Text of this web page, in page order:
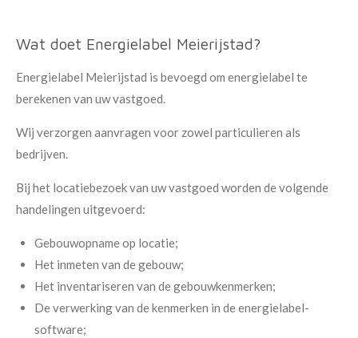
Wat doet Energielabel Meierijstad?
Energielabel Meierijstad is bevoegd om energielabel te
berekenen van uw vastgoed.
Wij verzorgen aanvragen voor zowel particulieren als
bedrijven.
Bij het locatiebezoek van uw vastgoed worden de volgende
handelingen uitgevoerd:
Gebouwopname op locatie;
Het inmeten van de gebouw;
Het inventariseren van de gebouwkenmerken;
De verwerking van de kenmerken in de energielabel-
software;